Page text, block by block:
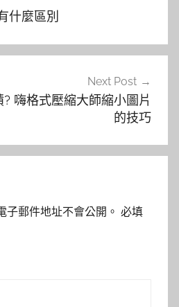
什麼區別
Next Post
嗨格式壓縮大師縮小圖片
的技巧
子郵件地址不會公開。 必填